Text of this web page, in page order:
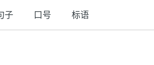
子 口号 标语